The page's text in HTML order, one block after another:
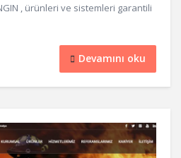
, ürünleri ve sistemleri garantili
Devamını oku